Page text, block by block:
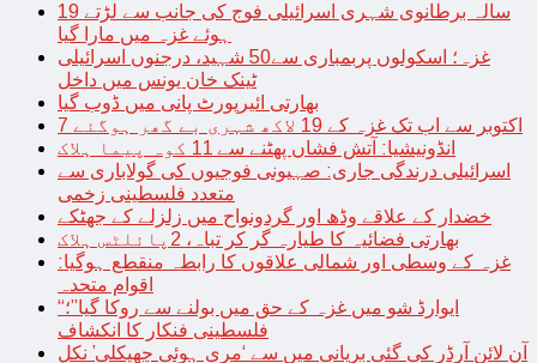
19 سالہ برطانوی شہری اسرائیلی فوج کی جانب سے لڑتے
ہوئے غزہ میں مارا گیا
غزہ؛ اسکولوں پربمباری سے50 شہید، درجنوں اسرائیلی
ٹینک خان یونس میں داخل
بھارتی ائیرپورٹ پانی میں ڈوب گیا
7 اکتوبر سے اب تک غزہ کے 19 لاکھ شہری بے گھر ہوگئے
انڈونیشیا: آتش فشاں پھٹنے سے 11 کوہ پیما ہلاک
اسرائیلی درندگی جاری: صہیونی فوجیوں کی گولاباری سے
متعدد فلسطینی زخمی
خضدار کے علاقے وڈھ اور گردونواح میں زلزلے کے جھٹکے
بھارتی فضائیہ کا طیارہ گر کر تباہ، 2پائلٹس ہلاک
غزہ کے وسطی اور شمالی علاقوں کا رابطہ منقطع ہوگیا:
اقوام متحدہ
“ایوارڈ شو میں غزہ کے حق میں بولنے سے روکا گیا”؛
فلسطینی فنکار کا انکشاف
آن لائن آرڈر کی گئی بریانی میں سے ‘مری ہوئی چھپکلی’ نکل